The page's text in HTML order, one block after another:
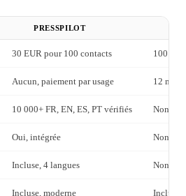
PRESSPILOT
30 EUR pour 100 contacts 100
Aucun, paiement par usage 12
10 000+ FR, EN, ES, PT vérifiés Non, à
Oui, intégrée Non,
Incluse, 4 langues Non
Incluse, moderne Incluse,